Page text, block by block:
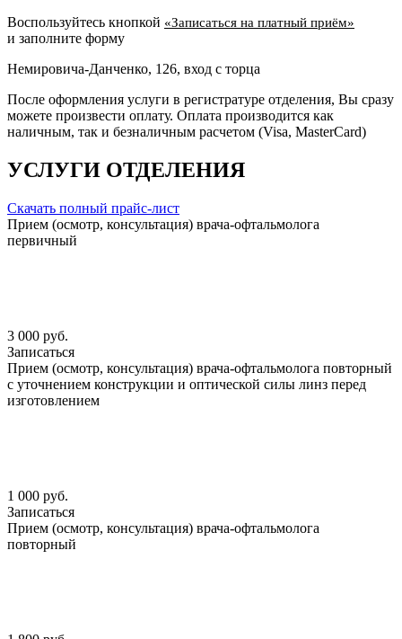
Воспользуйтесь кнопкой «Записаться на платный приём»
и заполните форму
Немировича-Данченко, 126, вход с торца
После оформления услуги в регистратуре отделения, Вы сразу
можете произвести оплату. Оплата производится как
наличным, так и безналичным расчетом (Visa, MasterCard)
УСЛУГИ ОТДЕЛЕНИЯ
Скачать полный прайс-лист
Прием (осмотр, консультация) врача-офтальмолога
первичный
3 000 руб.
Записаться
Прием (осмотр, консультация) врача-офтальмолога повторный
с уточнением конструкции и оптической силы линз перед
изготовлением
1 000 руб.
Записаться
Прием (осмотр, консультация) врача-офтальмолога
повторный